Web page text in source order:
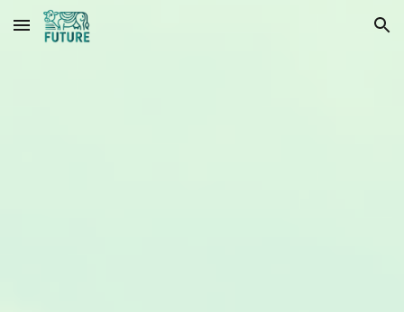
Skip to main content Skip to navigation